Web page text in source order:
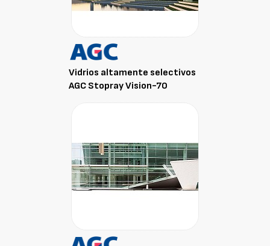
Vidrios altamente selectivos
AGC Stopray Vision-70